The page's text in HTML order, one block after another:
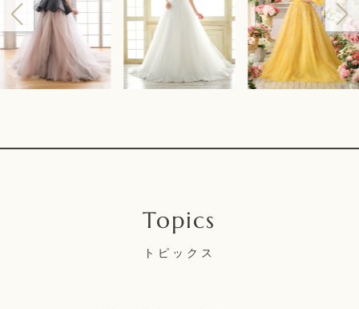
トピックス